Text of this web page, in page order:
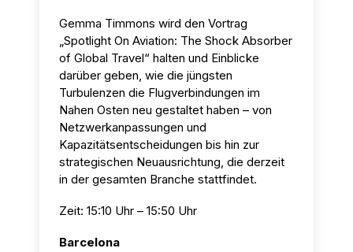
Gemma Timmons wird den Vortrag
„Spotlight On Aviation: The Shock Absorber
of Global Travel“ halten und Einblicke
darüber geben, wie die jüngsten
Turbulenzen die Flugverbindungen im
Nahen Osten neu gestaltet haben – von
Netzwerkanpassungen und
Kapazitätsentscheidungen bis hin zur
strategischen Neuausrichtung, die derzeit
in der gesamten Branche stattfindet.
Zeit: 15:10 Uhr – 15:50 Uhr
Barcelona